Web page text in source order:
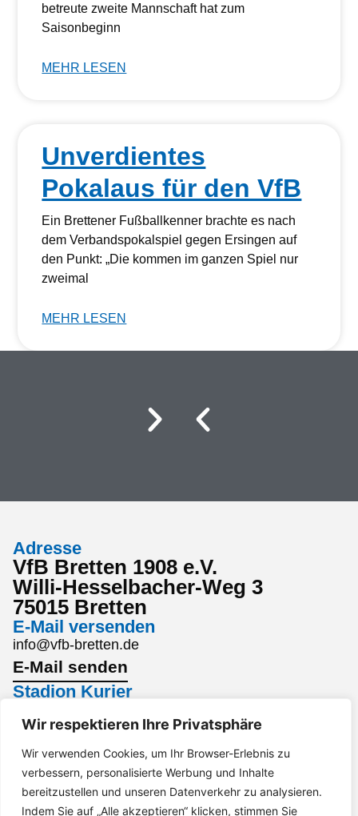
Wir respektieren Ihre Privatsphäre
Wir verwenden Cookies, um Ihr Browser-Erlebnis zu
verbessern, personalisierte Werbung und Inhalte
bereitzustellen und unseren Datenverkehr zu analysieren.
Indem Sie auf „Alle akzeptieren“ klicken, stimmen Sie
betreute zweite Mannschaft hat zum
Saisonbeginn
MEHR LESEN
Unverdientes
Pokalaus für den VfB
Ein Brettener Fußballkenner brachte es nach
dem Verbandspokalspiel gegen Ersingen auf
den Punkt: „Die kommen im ganzen Spiel nur
zweimal
MEHR LESEN
Adresse
VfB Bretten 1908 e.V.
Willi-Hesselbacher-Weg 3
75015 Bretten
E-Mail versenden
info@vfb-bretten.de
E-Mail senden
Stadion Kurier
Stadion Kurier
Interesse an einem Sponsoring?
Gerne per Mail an marketing@vfb-bretten.de.
Anfrage senden